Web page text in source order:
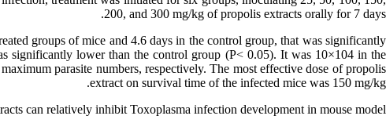
200, and 300 mg/kg of propolis extracts orally for 7 days.
groups of mice and 4.6 days in the control group, that was significantly
significantly lower than the control group (P< 0.05). It was 10×104 in the
parasite numbers, respectively. The most effective dose of propolis
extract on survival time of the infected mice was 150 mg/kg.
can relatively inhibit Toxoplasma infection development in mouse model.